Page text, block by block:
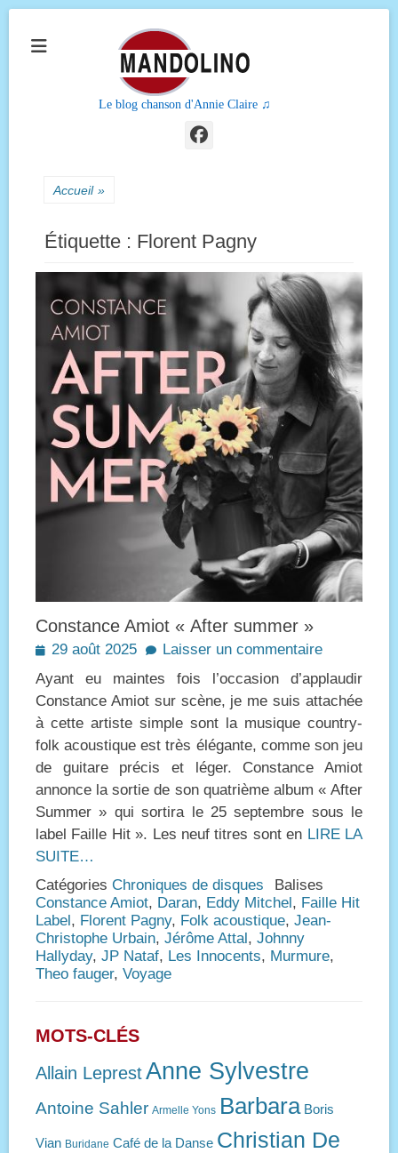
Le blog chanson d'Annie Claire ♫
Facebook
Accueil »
Étiquette : Florent Pagny
Constance Amiot « After summer »
Posted
29 août 2025
Laisser un commentaire
Ayant eu maintes fois l’occasion d’applaudir
Constance Amiot sur scène, je me suis attachée
à cette artiste simple sont la musique country-
folk acoustique est très élégante, comme son jeu
de guitare précis et léger. Constance Amiot
annonce la sortie de son quatrième album « After
Summer » qui sortira le 25 septembre sous le
label Faille Hit ». Les neuf titres sont en LIRE LA
SUITE…
Catégories Chroniques de disques
Balises
Constance Amiot, Daran, Eddy Mitchel, Faille Hit
Label, Florent Pagny, Folk acoustique, Jean-
Christophe Urbain, Jérôme Attal, Johnny
Hallyday, JP Nataf, Les Innocents, Murmure,
Theo fauger, Voyage
MOTS-CLÉS
Allain LeprestAnne Sylvestre
Antoine Sahler Armelle Yons Barbara Boris
Vian Buridane Café de la Danse Christian De